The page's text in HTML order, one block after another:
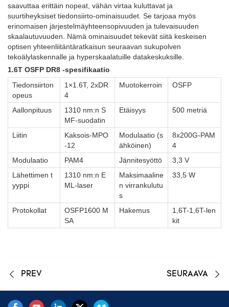
saavuttaa erittäin nopeat, vähän virtaa kuluttavat ja
suurtiheyksiset tiedonsiirto-ominaisuudet. Se tarjoaa myös
erinomaisen järjestelmäyhteensopivuuden ja tulevaisuuden
skaalautuvuuden. Nämä ominaisuudet tekevät siitä keskeisen
optisen yhteenliitäntäratkaisun seuraavan sukupolven
tekoälylaskennalle ja hyperskaalatuille datakeskuksille.
1.6T OSFP DR8 -spesifikaatio
Tiedonsiirton
opeus
1×1.6T, 2xDR
4
Muotokerroin OSFP
Aallonpituus
1310 nm:n S
MF-suodatin
Etäisyys 500 metriä
Liitin
Kaksois-MPO
-12
Modulaatio (s
ähköinen)
8x200G-PAM
4
Modulaatio
PAM4 Jännitesyöttö
3,3 V
Lähettimen t
yyppi
1310 nm:n E
ML-laser
Maksimaaline
n virrankulutu
s
33,5 W
Protokollat
OSFP1600 M
SA
Hakemus
1,6T-1,6T-len
kit
PREV SEURAAVA